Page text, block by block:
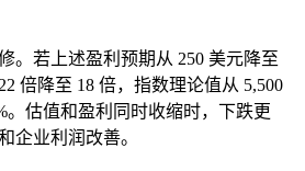
。若上述盈利预期从 250 美元降至
倍降至 18 倍，指数理论值从 5,500
。估值和盈利同时收缩时，下跌更
企业利润改善。